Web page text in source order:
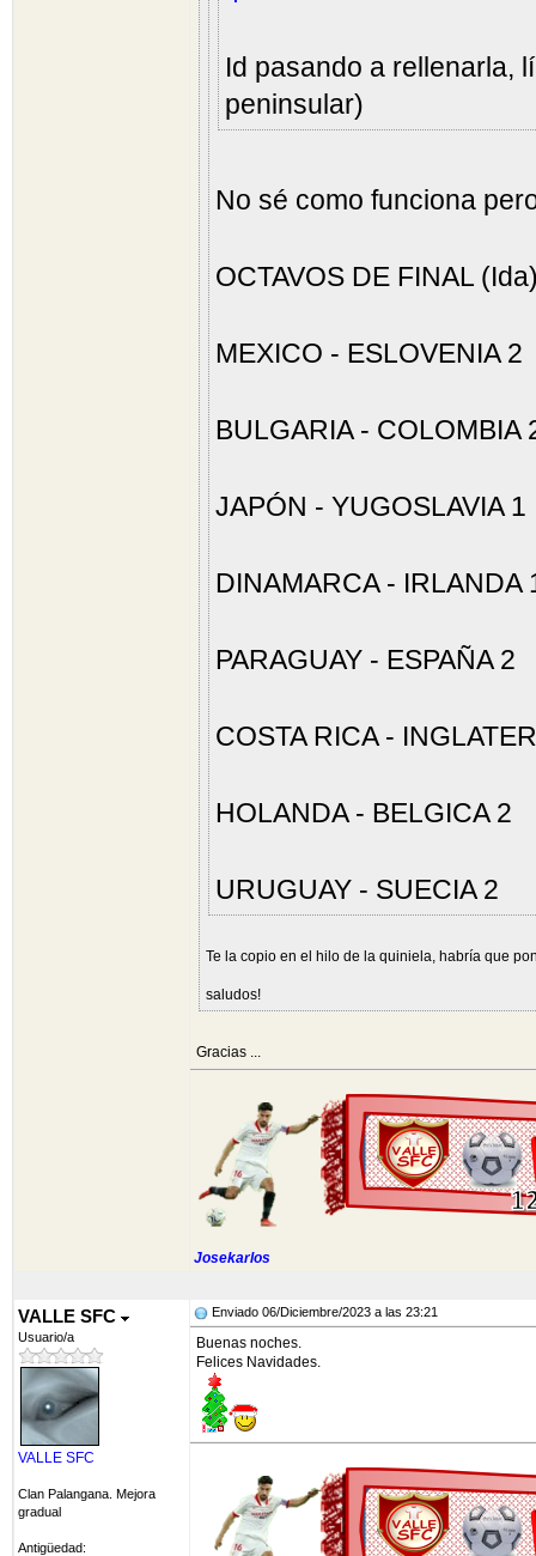
Id pasando a rellenarla,
peninsular)
No sé como funciona
OCTAVOS DE FINAL
MEXICO - ESLOVENIA 2
BULGARIA - COLOMBIA
JAPÓN - YUGOSLAVIA 1
DINAMARCA - IRLANDA
PARAGUAY - ESPAÑA 2
COSTA RICA -
HOLANDA - BELGICA 2
URUGUAY - SUECIA 2
Te la copio en el hilo de la quiniela, habría que
saludos!
Gracias ...
Josekarlos
VALLE SFC
Usuario/a
VALLE SFC
Clan Palangana. Mejora
gradual
Antigüedad:
Enviado 06/Diciembre/2023 a las 23:21
Buenas noches.
Felices Navidades.